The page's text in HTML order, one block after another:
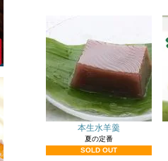
本生水羊羹
夏の定番
SOLD OUT